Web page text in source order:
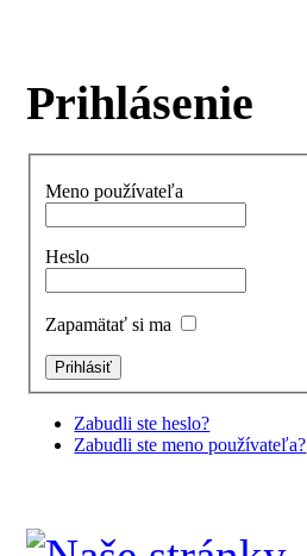
Prihlásenie
Meno používateľa
Heslo
Zapamätať si ma
Zabudli ste heslo?
Zabudli ste meno používateľa?